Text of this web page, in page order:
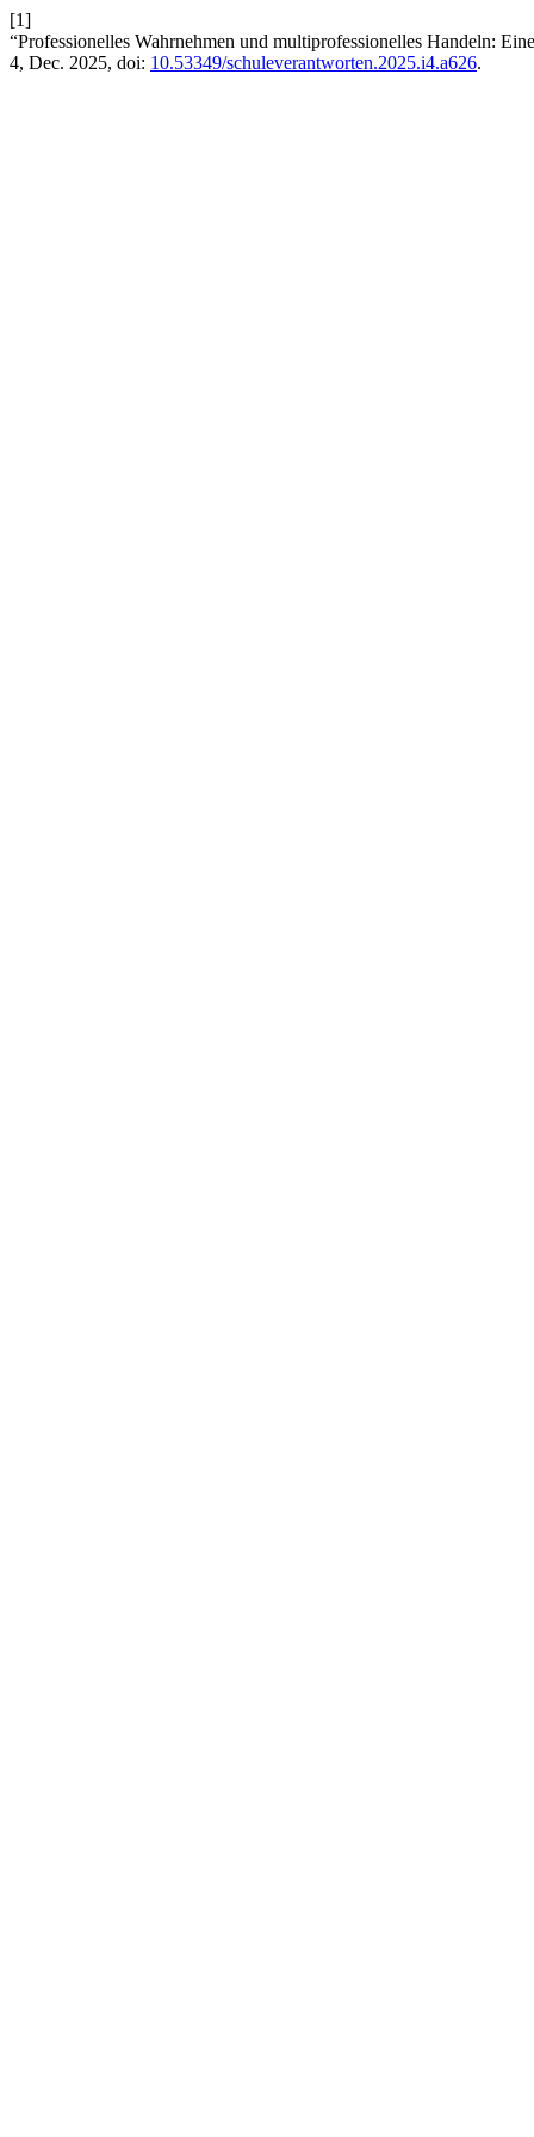
[1]
“Professionelles Wahrnehmen und multiprofessionelles Handeln:
4, Dec. 2025, doi: 10.53349/schuleverantworten.2025.i4.a626.